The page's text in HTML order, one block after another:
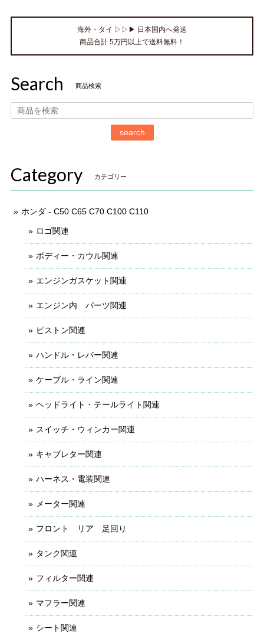
海外・タイ ▷▷▶ 日本国内へ発送
商品合計 5万円以上で送料無料！
Search 商品検索
search
Category カテゴリー
ホンダ - C50 C65 C70 C100 C110
ロゴ関連
ボディー・カウル関連
エンジンガスケット関連
エンジン内 パーツ関連
ピストン関連
ハンドル・レバー関連
ケーブル・ライン関連
ヘッドライト・テールライト関連
スイッチ・ウィンカー関連
キャブレター関連
ハーネス・電装関連
メーター関連
フロント リア 足回り
タンク関連
フィルター関連
マフラー関連
シート関連